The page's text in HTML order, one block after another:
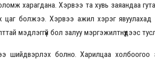
харагдана. Хэрвээ та хувь заяандаа
цаг болжээ. Хэрвээ ажил хэрэг явуулахад
мэдлэггүй бол залуу мэргэжилтнүүдээс
шийдвэрлэх болно. Харилцаа холбоогоо